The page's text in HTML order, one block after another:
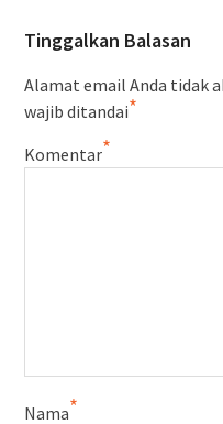
Tinggalkan Balasan
Alamat email Anda tidak
wajib ditandai*
Komentar*
Nama*